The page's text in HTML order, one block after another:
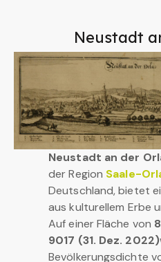
Neustadt
Neustadt an der
der Region Saale-
Deutschland, bietet
aus kulturellem Erbe
Auf einer Fläche von
9017 (31. Dez. 2022)
Bevölkerungsdichte